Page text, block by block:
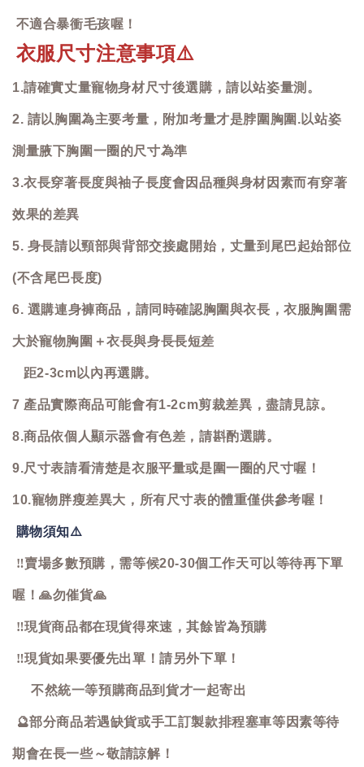
不適合暴衝毛孩喔！
衣服尺寸注意事項⚠️
1.請確實丈量寵物身材尺寸後選購，請以站姿量測。
2. 請以胸圍為主要考量，附加考量才是脖圍胸圍.以站姿
測量腋下胸圍一圈的尺寸為準
3.衣長穿著長度與袖子長度會因品種與身材因素而有穿著
效果的差異
5. 身長請以頸部與背部交接處開始，丈量到尾巴起始部位
(不含尾巴長度)
6. 選購連身褲商品，請同時確認胸圍與衣長，衣服胸圍需
大於寵物胸圍＋衣長與身長長短差
距2-3cm以內再選購。
7 產品實際商品可能會有1-2cm剪裁差異，盡請見諒。
8.商品依個人顯示器會有色差，請斟酌選購。
9.尺寸表請看清楚是衣服平量或是圍一圈的尺寸喔！
10.寵物胖瘦差異大，所有尺寸表的體重僅供參考喔！
購物須知⚠️
‼️賣場多數預購，需等候20-30個工作天可以等待再下單
喔！🙏勿催貨🙏
‼️現貨商品都在現貨得來速，其餘皆為預購
‼️現貨如果要優先出單！請另外下單！
不然統一等預購商品到貨才一起寄出
🔮部分商品若遇缺貨或手工訂製款排程塞車等因素等待
期會在長一些～敬請諒解！